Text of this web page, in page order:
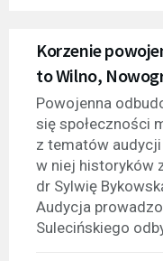
Korzenie
to Wilno,
Powojenna
się społeczności
z tematów
w niej historyków
dr Sylwię
Audycja
Sulecińskiego